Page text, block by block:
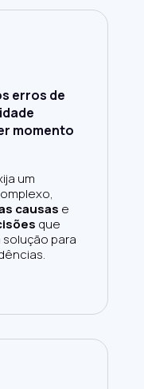
erros de
momento
um
causas e
que
para